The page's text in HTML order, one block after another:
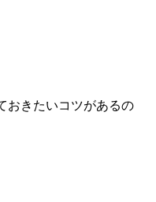
おきたいコツがあるの